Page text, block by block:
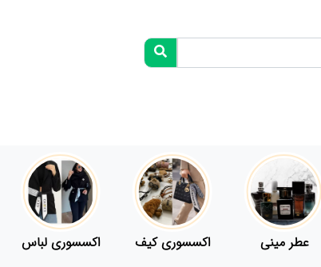
عطر مینی اکسسوری کیف اکسسوری لباس